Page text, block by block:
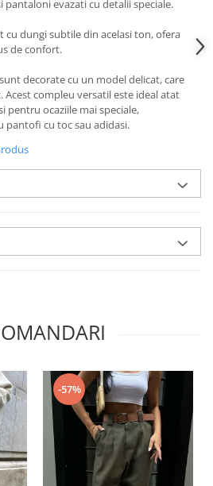
pantaloni evazati cu detalii speciale.
dungi subtile din acelasi ton, ofera
de confort.
decorate cu un model delicat, care
Acest compleu versatil este ideal atat
pentru ocaziile mai speciale,
pantofi cu toc sau adidasi.
-57%